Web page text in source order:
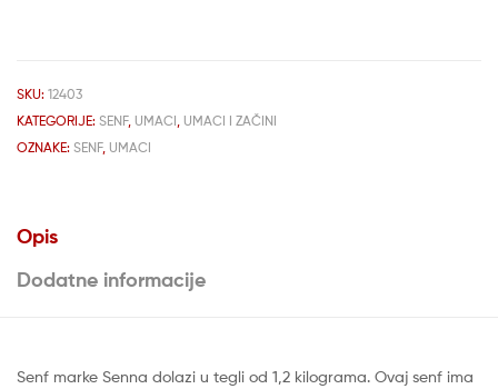
SKU: 12403
KATEGORIJE: SENF, UMACI UMACI I ZAČINI
OZNAKE: SENF, UMACI
Opis
Dodatne informacije
Senf marke Senna dolazi u tegli od 1,2 kilograma. Ovaj senf ima